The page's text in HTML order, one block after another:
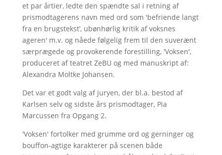
et par årtier, ledte den spændte sal i retning af
prismodtagerens navn med ord som 'befriende langt
fra en brugstekst’, ubønhørlig kritik af voksnes
ageren' m.v. og nåede følgelig frem til den suverænt
særprægede og provokerende forestilling, 'Voksen',
produceret af teatret ZeBU og med manuskript af:
Alexandra Moltke Johansen.
Det var et godt valg af juryen, der bl.a. bestod af
Karlsen selv og sidste års prismodtager, Pia
Marcussen fra Opgang 2.
'Voksen' fortolker med grumme ord og gerninger og
bouffon-agtige karakterer på scenen både